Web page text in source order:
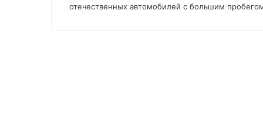
отечественных автомобилей с большим